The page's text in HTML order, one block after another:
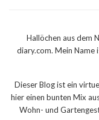
Hallöchen aus dem
diary.com. Mein Name
Dieser Blog ist ein
hier einen bunten Mix
Wohn- und